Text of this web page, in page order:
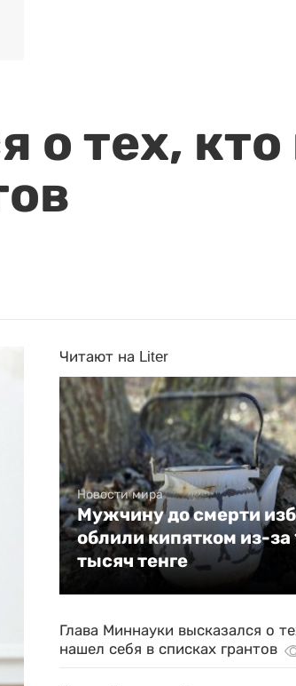
о тех, кто
Читают на Liter
Новости мира
Мужчину до смерти
облили кипятком из-за
тысяч тенге
Глава Миннауки высказался о
нашел себя в списках грантов